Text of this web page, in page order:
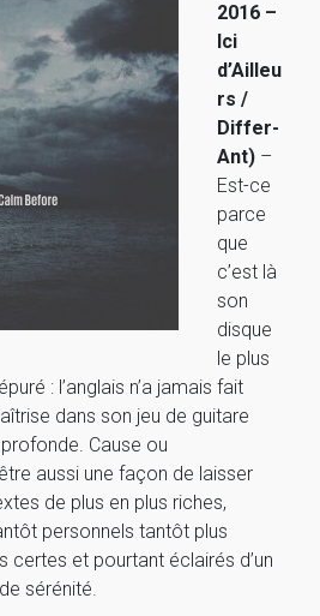
2016 –
Ici
d’Ailleu
rs /
Differ-
Ant) –
Est-ce
parce
que
c’est là
son
disque
le plus
: l’anglais n’a jamais fait
dans son jeu de guitare
Cause ou
aussi une façon de laisser
de plus en plus riches,
personnels tantôt plus
certes et pourtant éclairés d’un
sérénité.